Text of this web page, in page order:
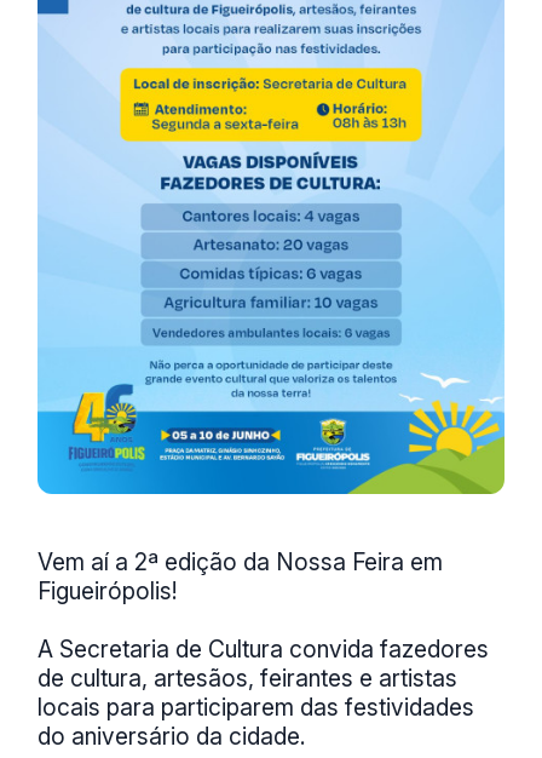
Vem aí a 2ª edição da Nossa Feira em
Figueirópolis!
A Secretaria de Cultura convida fazedores
de cultura, artesãos, feirantes e artistas
locais para participarem das festividades
do aniversário da cidade.